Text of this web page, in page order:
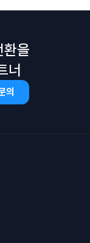
환을
너
의